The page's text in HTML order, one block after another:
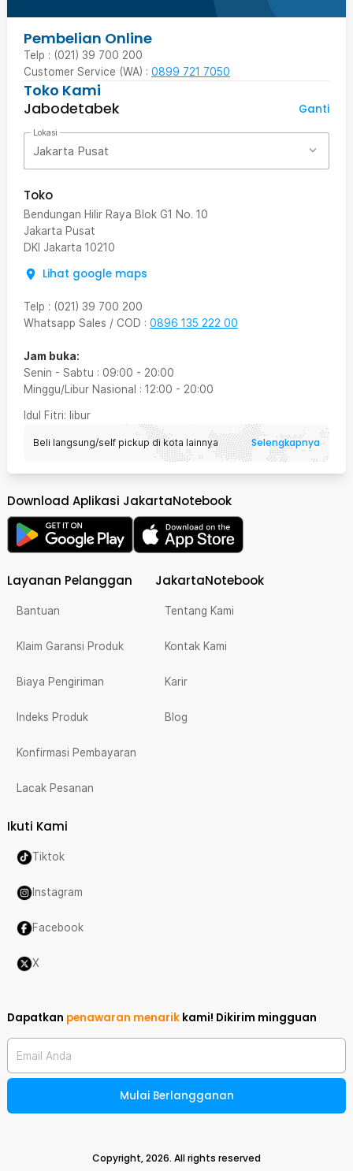
Pembelian Online
Telp : (021) 39 700 200
Customer Service (WA) : 0899 721 7050
Toko Kami
Jabodetabek
Ganti
Lokasi
Jakarta Pusat
Toko
Bendungan Hilir Raya Blok G1 No. 10
Jakarta Pusat
DKI Jakarta 10210
Lihat google maps
Telp : (021) 39 700 200
Whatsapp Sales / COD : 0896 135 222 00
Jam buka:
Senin - Sabtu : 09:00 - 20:00
Minggu/Libur Nasional : 12:00 - 20:00
Idul Fitri: libur
Beli langsung/self pickup di kota lainnya Selengkapnya
Download Aplikasi JakartaNotebook
Layanan Pelanggan
Bantuan
Klaim Garansi Produk
Biaya Pengiriman
Indeks Produk
Konfirmasi Pembayaran
Lacak Pesanan
JakartaNotebook
Tentang Kami
Kontak Kami
Karir
Blog
Ikuti Kami
Tiktok
Instagram
Facebook
X
Dapatkan penawaran menarik kami! Dikirim mingguan
Email Anda
Mulai Berlangganan
Copyright,2026. All rights reserved